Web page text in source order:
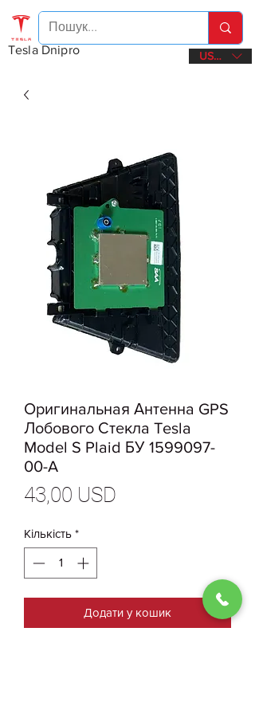
Tesla Dnipro USD ($)
Оригинальная Антенна GPS
Лобового Стекла Tesla
Model S Plaid БУ 1599097-
00-A
43,00 USD
Кількість *
Додати у кошик